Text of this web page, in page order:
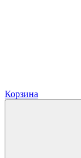
Корзина